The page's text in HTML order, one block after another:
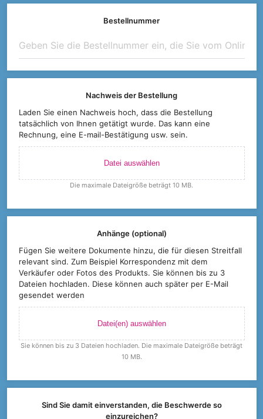
Bestellnummer
Nachweis der Bestellung
Laden Sie einen Nachweis hoch, dass die Bestellung
tatsächlich von Ihnen getätigt wurde. Das kann eine
Rechnung, eine E-mail-Bestätigung usw. sein.
Datei auswählen
Die maximale Dateigröße beträgt 10 MB.
Anhänge (optional)
Fügen Sie weitere Dokumente hinzu, die für diesen Streitfall
relevant sind. Zum Beispiel Korrespondenz mit dem
Verkäufer oder Fotos des Produkts. Sie können bis zu 3
Dateien hochladen. Diese können auch später per E-Mail
gesendet werden
Datei(en) auswählen
Sie können bis zu 3 Dateien hochladen. Die maximale Dateigröße beträgt
10 MB.
Sind Sie damit einverstanden, die Beschwerde so
einzureichen?